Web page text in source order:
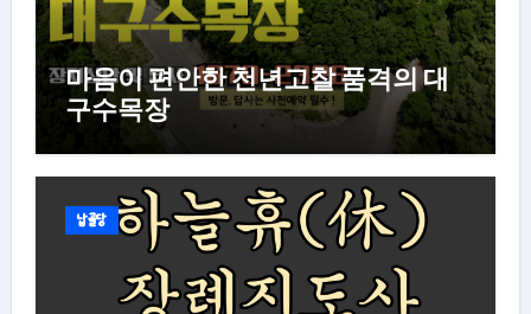
마음이 편안한 천년고찰 품격의 대
구수목장
납골당